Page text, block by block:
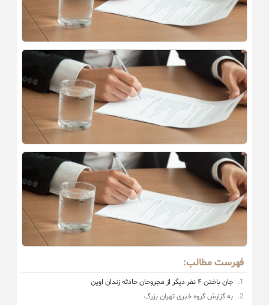
فهرست مطالب:
جان باختن ۴ نفر دیگر از مجروحان حادثه زندان اوین
به گزارش گروه خبری تهران بزرگ